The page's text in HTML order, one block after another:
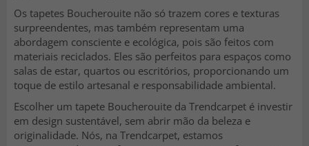
Os tapetes Boucherouite não só trazem cores e texturas
surpreendentes, mas também representam uma
abordagem consciente e ecológica, pois são feitos com
materiais reciclados. Eles são perfeitos para espaços como
salas de estar, quartos ou escritórios, proporcionando um
toque de estilo artesanal e responsabilidade ambiental.
Escolher um tapete Boucherouite da Trendcarpet é investir
em design sustentável, sem abrir mão da beleza e
originalidade. Nós, na Trendcarpet, estamos